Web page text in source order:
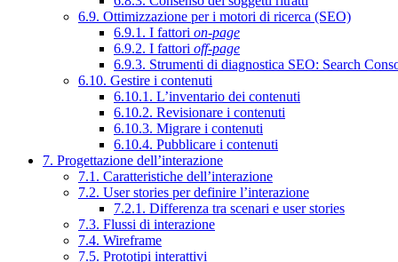
6.9. Ottimizzazione per i motori di ricerca (SEO)
6.9.1. I fattori on-page
6.9.2. I fattori off-page
6.9.3. Strumenti di diagnostica SEO: Search
6.10. Gestire i contenuti
6.10.1. L’inventario dei contenuti
6.10.2. Revisionare i contenuti
6.10.3. Migrare i contenuti
6.10.4. Pubblicare i contenuti
7. Progettazione dell’interazione
7.1. Caratteristiche dell’interazione
7.2. User stories per definire l’interazione
7.2.1. Differenza tra scenari e user stories
7.3. Flussi di interazione
7.4. Wireframe
7.5. Prototipi interattivi